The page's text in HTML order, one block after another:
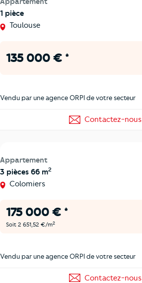
1 pièce
Toulouse
135 000 € *
Vendu par une agence ORPI de votre secteur
Contactez-nous
Appartement
3 pièces 66 m2
Colomiers
175 000 € *
Soit 2 651,52 €/m2
Vendu par une agence ORPI de votre secteur
Contactez-nous